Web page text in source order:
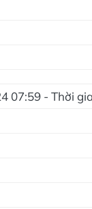
07:59 - Thời